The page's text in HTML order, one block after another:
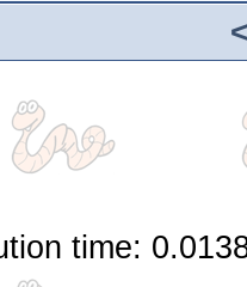
time: